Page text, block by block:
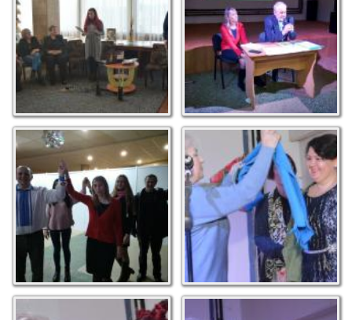
Водимо гаївки
Коротун Н. І. та
переможниця конкурсу
бук-тьюберів Віжічаніна
Л.
Нагородження